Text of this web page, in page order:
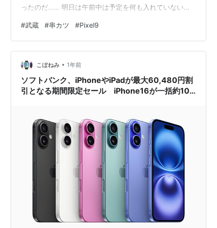
ったのだ...... 明日は午前中は予定を何も入れていないの
う..................しかしあんなに食べたのにもうお腹が空い
た......おかしいな........................ それにしてもね
む............ねむい........................ さっきまで食べていた串
カツだ。300円も…
#武蔵 #串カツ #Pixel9
こぼねみ • 1年前
ソフトバンク、iPhoneやiPadが最大60,480円割
引となる期間限定セール iPhone16が一括約10